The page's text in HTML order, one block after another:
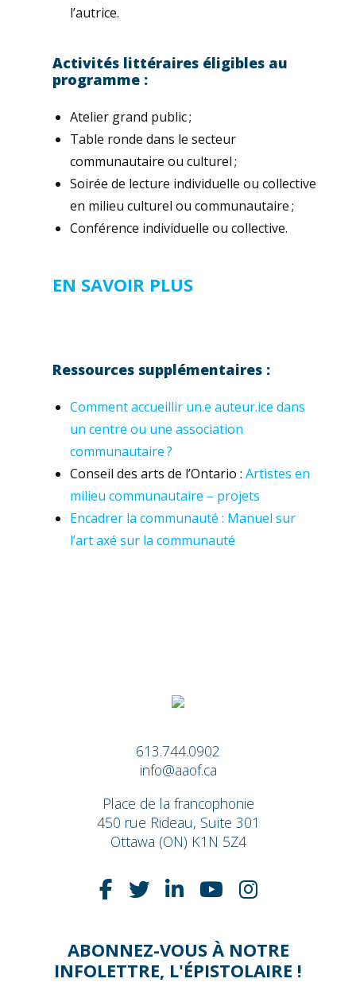
l’autrice.
Activités littéraires éligibles au
programme :
Atelier grand public ;
Table ronde dans le secteur
communautaire ou culturel ;
Soirée de lecture individuelle ou collective
en milieu culturel ou communautaire ;
Conférence individuelle ou collective.
EN SAVOIR PLUS
Ressources supplémentaires :
Comment accueillir un.e auteur.ice dans
un centre ou une association
communautaire ?
Conseil des arts de l’Ontario : Artistes en
milieu communautaire – projets
Encadrer la communauté : Manuel sur
l’art axé sur la communauté
613.744.0902
info@aaof.ca
Place de la francophonie
450 rue Rideau, Suite 301
Ottawa (ON) K1N 5Z4
ABONNEZ-VOUS À NOTRE
INFOLETTRE, L'ÉPISTOLAIRE !